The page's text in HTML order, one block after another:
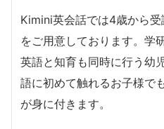
Kimini英会話では4歳から
をご用意しております。学
英語と知育も同時に行う幼
語に初めて触れるお子様で
が身に付きます。